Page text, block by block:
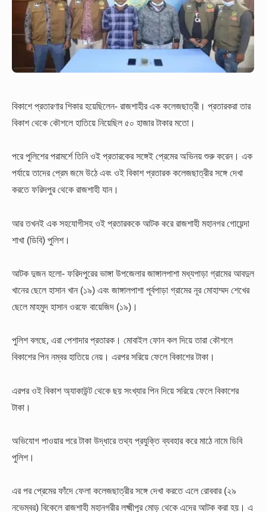
বিকাশে প্রতারণার শিকার হয়েছিলেন- রাজশাহীর এক কলেজছাত্রী। প্রতারকরা তার
বিকাশ থেকে কৌশলে হাতিয়ে নিয়েছিল ৫০ হাজার টাকার মতো।
পরে পুলিশের পরামর্শে তিনি ওই প্রতারকের সঙ্গেই প্রেমের অভিনয় শুরু করেন। এক
পর্যায়ে তাদের প্রেম জমে উঠে এবং ওই বিকাশ প্রতারক কলেজছাত্রীর সঙ্গে দেখা
করতে ফরিদপুর থেকে রাজশাহী যান।
আর তখনই এক সহযোগীসহ ওই প্রতারককে আটক করে রাজশাহী মহানগর গোয়েন্দা
শাখা (ডিবি) পুলিশ।
আটক দুজন হলো- ফরিদপুরের ভাঙ্গা উপজেলার জাঙ্গালপাশা মধ্যপাড়া গ্রামের আবদুল
খানের ছেলে হাসান খান (১৯) এবং জাঙ্গালপাশা পূর্বপাড়া গ্রামের নূর মোহাম্মদ শেখের
ছেলে মাহমুদ হাসান ওরফে বায়েজিদ (১৯)।
পুলিশ বলছে, এরা পেশাদার প্রতারক। মোবাইল ফোন কল দিয়ে তারা কৌশলে
বিকাশের পিন নম্বর হাতিয়ে নেয়। এরপর সরিয়ে ফেলে বিকাশের টাকা।
এরপর ওই বিকাশ অ্যাকাউন্ট থেকে ছয় সংখ্যার পিন দিয়ে সরিয়ে ফেলে বিকাশের
টাকা।
অভিযোগ পাওয়ার পরে টাকা উদ্ধারে তথ্য প্রযুক্তি ব্যবহার করে মাঠে নামে ডিবি
পুলিশ।
এর পর প্রেমের ফাঁদে ফেলা কলেজছাত্রীর সঙ্গে দেখা করতে এলে রোববার (২৯
নভেম্বর) বিকেলে রাজশাহী মহানগরীর লক্ষ্মীপুর মোড় থেকে এদের আটক করা হয়। এ